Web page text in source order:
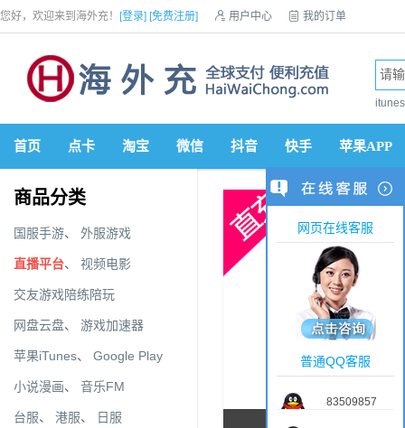
您好，欢迎来到海外充！ [登录] [免费注册]  用户中心  我的订单
首页 点卡 淘宝 微信 抖音 快手 苹果APP
商品分类
国服手游、 外服游戏
直播平台、 视频电影
交友游戏陪练陪玩
网盘云盘、 游戏加速器
苹果iTunes、 Google Play
小说漫画、 音乐FM
台服、 港服、 日服
网页在线客服
普通QQ客服
83509857